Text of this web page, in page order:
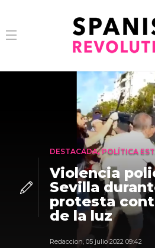
DESTACADA,POLÍTICA
Violencia
Sevilla
protesta
de la luz
Redaccion, 05 julio 2022 09:42